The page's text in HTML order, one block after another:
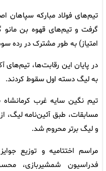
امتیاز) به طور مشترک در رده
در پایان این رقابت‌ها، تیم‌های
به لیگ دسته اول سقوط کردند.
تیم نگین سایه غرب
مسابقات، طبق آئین‌نامه لیگ،
و لیگ برتر محروم شد.
مراسم اختتامیه و توزیع
فدراسیون شمشیربازی،